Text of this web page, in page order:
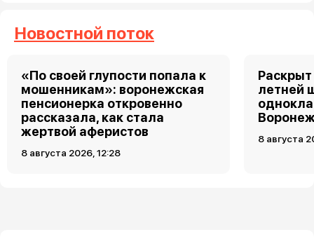
Новостной поток
«По своей глупости попала к
мошенникам»: воронежская
пенсионерка откровенно
рассказала, как стала
жертвой аферистов
8 августа 2026, 12:28
летней
8 августа